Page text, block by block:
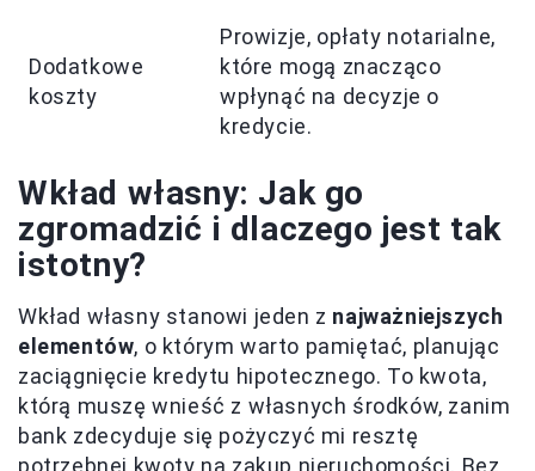
Dodatkowe
koszty
Prowizje, opłaty notarialne,
które mogą znacząco
wpłynąć na decyzje o
kredycie.
Wkład własny: Jak go
zgromadzić i dlaczego jest tak
istotny?
Wkład własny stanowi jeden z najważniejszych
elementów, o którym warto pamiętać, planując
zaciągnięcie kredytu hipotecznego. To kwota,
którą muszę wnieść z własnych środków, zanim
bank zdecyduje się pożyczyć mi resztę